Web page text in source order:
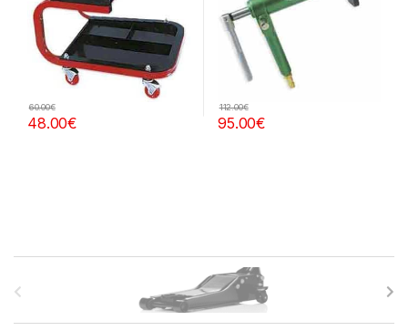
48.00€
60.00€
95.00€
112.00€